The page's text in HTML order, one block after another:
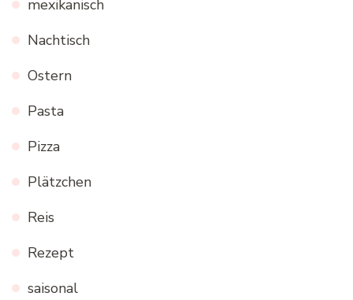
mexikanisch
Nachtisch
Ostern
Pasta
Pizza
Plätzchen
Reis
Rezept
saisonal